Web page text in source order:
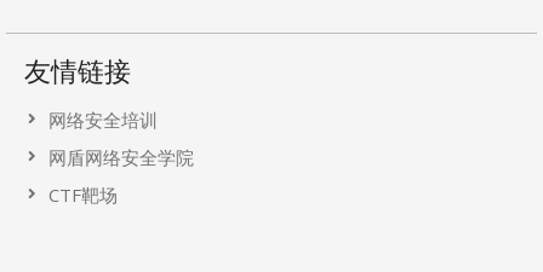
友情链接
网络安全培训
网盾网络安全学院
CTF靶场